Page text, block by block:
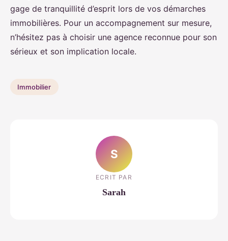
gage de tranquillité d’esprit lors de vos démarches
immobilières. Pour un accompagnement sur mesure,
n’hésitez pas à choisir une agence reconnue pour son
sérieux et son implication locale.
Immobilier
S
ECRIT PAR
Sarah